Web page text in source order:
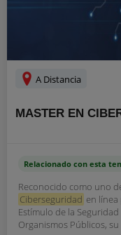
A Distancia
MASTER EN
Relacionado con esta
Reconocido como uno
Ciberseguridad en línea
Estímulo de la
Organismos Públicos,